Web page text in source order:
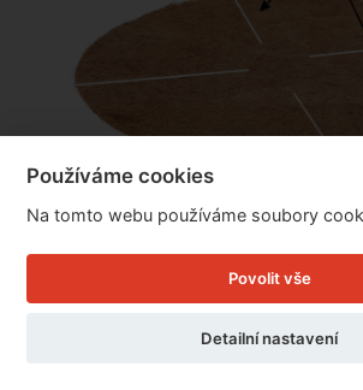
Kokosové vlákno pr.
Používáme cookies
Na tomto webu používáme soubory
Povolit vše
Detailní nastavení